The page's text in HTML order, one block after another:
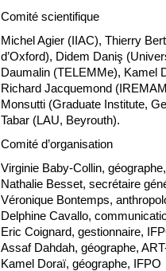
Comité scientifique
Michel Agier (IIAC), Thierry
d’Oxford), Didem Daniş
Daumalin (TELEMMe), Kamel
Richard Jacquemond
Monsutti (Graduate Institute,
Tabar (LAU, Beyrouth).
Comité d’organisation
Virginie Baby-Collin,
Nathalie Besset, secrétaire
Véronique Bontemps,
Delphine Cavallo,
Eric Coignard, gestionnaire,
Assaf Dahdah, géographe,
Kamel Doraï, géographe, IFPO